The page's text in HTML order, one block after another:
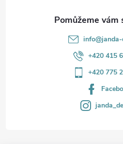
info@janda-
+420 415
+420 775